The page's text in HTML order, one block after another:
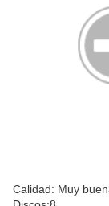
Calidad: Muy